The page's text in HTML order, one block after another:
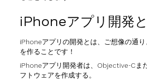
iPhoneアプリ開発
iPhoneアプリの開発とは、ご想像の通
を作ることです！
iPhoneアプリ開発者は、Objective-Cま
フトウェアを作成する。